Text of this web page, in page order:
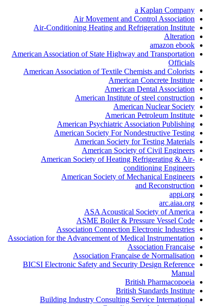
a Kaplan Company
Air Movement and Control Association
Air-Conditioning Heating and Refrigeration Institute
Alteration
amazon ebook
American Association of State Highway and Transportation
Officials
American Association of Textile Chemists and Colorists
American Concrete Institute
American Dental Association
American Institute of steel construction
American Nuclear Society
American Petroleum Institute
American Psychiatric Association Publishing
American Society For Nondestructive Testing
American Society for Testing Materials
American Society of Civil Engineers
American Society of Heating Refrigerating & Air-
conditioning Engineers
American Society of Mechanical Engineers
and Reconstruction
appi.org
arc.aiaa.org
ASA Acoustical Society of America
ASME Boiler & Pressure Vessel Code
Association Connection Electronic Industries
Association for the Advancement of Medical Instrumentation
Association Francaise
Association Française de Normalisation
BICSI Electronic Safety and Security Design Reference
Manual
British Pharmacopoeia
British Standards Institute
Building Industry Consulting Service International